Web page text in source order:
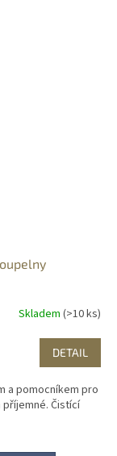
Skladem (>10 ks)
DETAIL
a pomocníkem pro
Čistící